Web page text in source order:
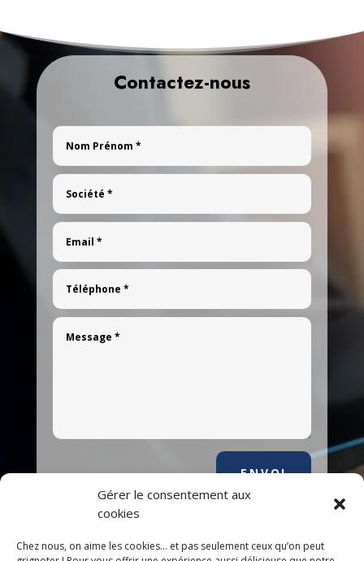
Gérer le consentement aux
cookies
Chez nous, on aime les cookies... et pas seulement ceux qu’on peut
Contactez-nous
ENVOI